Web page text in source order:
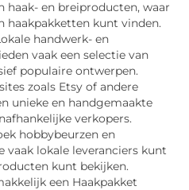
haak- en breiproducten, waar
haakpakketten kunt vinden.
handwerk- en
vaak een selectie van
populaire ontwerpen.
zoals Etsy of andere
unieke en handgemaakte
verkopers.
hobbybeurzen en
vaak lokale leveranciers kunt
kunt bekijken.
een Haakpakket